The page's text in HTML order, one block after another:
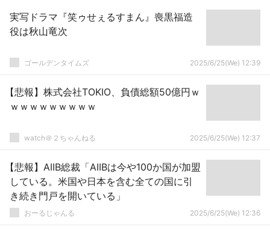
実写ドラマ『笑ゥせぇるすまん』喪黒福造
役は秋山竜次
ゴールデンタイムズ 2025/6/25(We) 12:39
【悲報】株式会社TOKIO、負債総額50億円ｗ
ｗｗｗｗｗｗｗｗｗ
watch＠２ちゃんねる 2025/6/25(We) 12:37
【悲報】AIIB総裁「AIIBは今や100か国が加盟
している。米国や日本を含む全ての国に引
き続き門戸を開いている」
おーるじゃんる 2025/6/25(We) 12:36